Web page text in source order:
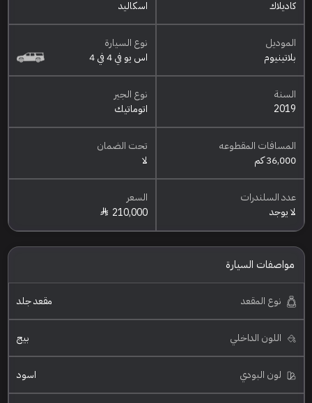
كاديلاك
اسكاليد
الموديل
بلاتينيوم
نوع السيارة
اس يو في 4 في 4
السنة
2019
نوع الجير
اتوماتيك
المسافات المقطوعه
36,000 كم
تحت الضمان
لا
عدد السلندرات
لا يوجد
السعر
210,000
مواصفات السيارة
نوع المقعد مقعد جلد
اللون الداخلي بيج
لون البودي اسود